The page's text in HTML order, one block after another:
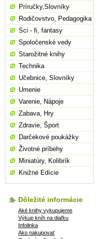
Príručky,Slovníky
Rodičovstvo, Pedagogika
Sci - fi, fantasy
Spoločenské vedy
Starožitné knihy
Technika
Učebnice, Slovníky
Umenie
Varenie, Nápoje
Zabava, Hry
Zdravie, Šport
Darčekové poukážky
Životné príbehy
Miniatúry, Kolibrík
Knižné Edície
Dôležité informácie
Aké knihy vykupujeme
Výkup kníh na diaľku
Infolinka
Ako nakupovať